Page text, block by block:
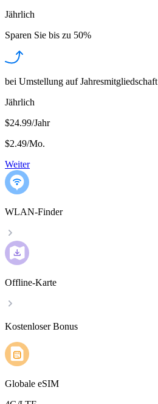
Jährlich
Sparen Sie bis zu 50%
bei Umstellung auf Jahresmitgliedschaft
Jährlich
$24.99/Jahr
$2.49/Mo.
Weiter
WLAN-Finder
Offline-Karte
Kostenloser Bonus
Globale eSIM